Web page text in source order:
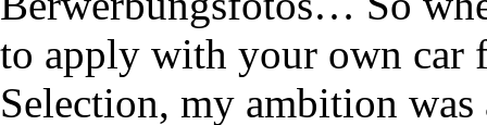
to apply with your own car
Selection, my ambition